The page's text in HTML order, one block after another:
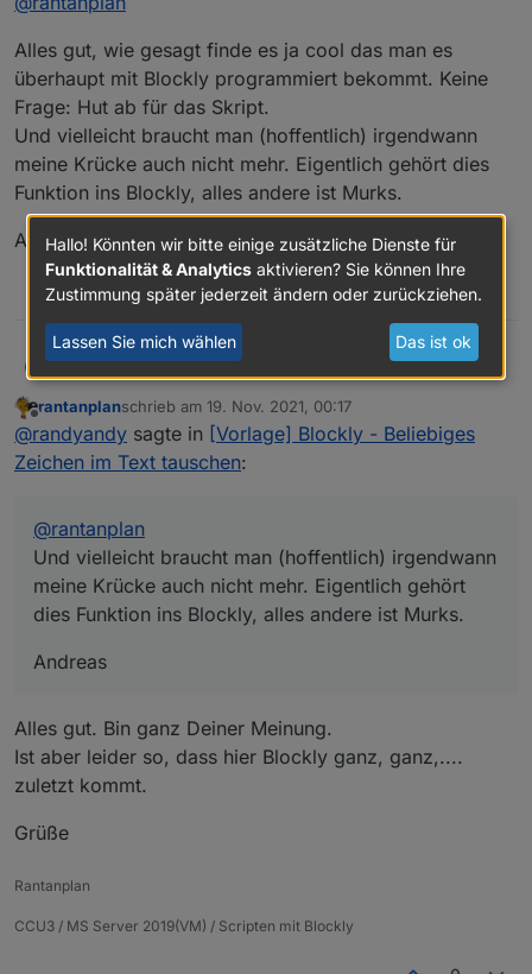
ich finde das Skript ja cool und hätte es
wahrscheinlich nicht hinbekommen. Da hat
jemand richtig Arbeit reingesteckt.
Ich habe mich auch schon geärgert, dass das
nicht im Blockly abgebildet ist, insb. da
Javascript das als Boardmittel mitbringt (wie
eigentlich jede Programmiersprache).
Ist schon einige Zeit her. Damals gab es noch
keinen Js-Block.
Alles gut, wie gesagt finde es ja cool das man es
überhaupt mit Blockly programmiert bekommt. Keine
Frage: Hut ab für das Skript.
Und vielleicht braucht man (hoffentlich) irgendwann
meine Krücke auch nicht mehr. Eigentlich gehört dies
Funktion ins Blockly, alles andere ist Murks.
Andreas
0
RandyAndy@rantanplan
Alles gut, wie gesagt finde es ja cool das man es
überhaupt mit Blockly programmiert bekommt.
Keine Frage: Hut ab für das Skript.
Eigentlich gehört dies Funktion ins Blockly, alles
andere ist Murks.
Andreas
Offline
rantanplanschrieb am 19. Nov. 2021, 00:17
zuletzt editiert von
@randyandy sagte in [Vorlage] Blockly - Beliebiges
Zeichen im Text tauschen:
@rantanplan
Und vielleicht braucht man (hoffentlich) irgendwann
meine Krücke auch nicht mehr. Eigentlich gehört
dies Funktion ins Blockly, alles andere ist Murks.
Andreas
Alles gut. Bin ganz Deiner Meinung.
Ist aber leider so, dass hier Blockly ganz, ganz,....
zuletzt kommt.
Grüße
Rantanplan
CCU3 / MS Server 2019(VM) / Scripten mit Blockly
Hallo! Könnten wir bitte einige zusätzliche Dienste für
Funktionalität & Analytics aktivieren? Sie können Ihre
Zustimmung später jederzeit ändern oder zurückziehen.
Lassen Sie mich wählen Das ist ok